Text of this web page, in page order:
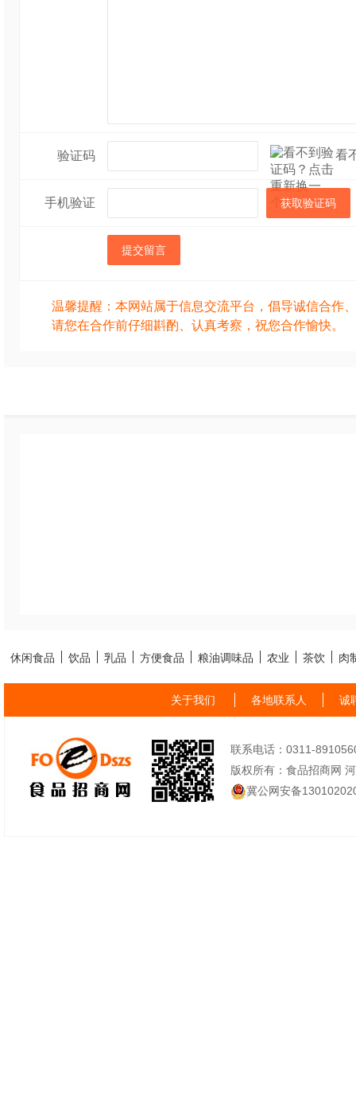
验证码 看
手机验证 获取验证码
提交留言
温馨提醒：本网站属于信息交流平台，倡导诚信合作
请您在合作前仔细斟酌、认真考察，祝您合作愉快。
休闲食品 饮品 乳品 方便食品 粮油调味品 农业 茶饮 肉
关于我们 各地联系人 诚
联系电话：0311-
版权所有：食品招商网
冀公网安备